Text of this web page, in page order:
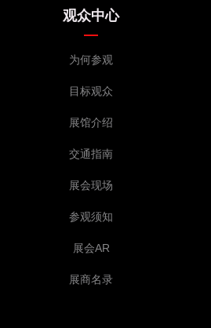
观众中心
为何参观
目标观众
展馆介绍
交通指南
展会现场
参观须知
展会AR
展商名录